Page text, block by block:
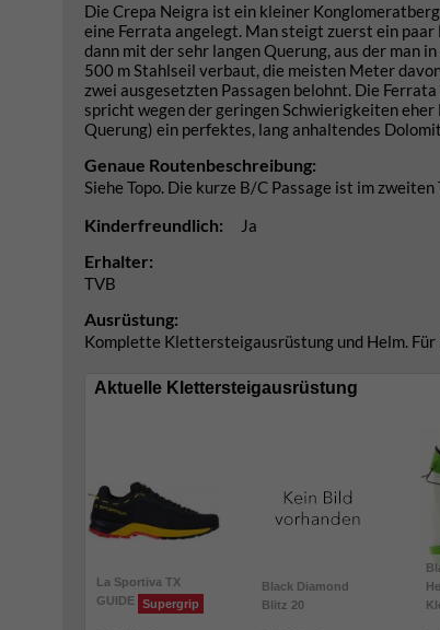
Die Crepa Neigra ist ein kleiner
eine Ferrata angelegt. Man steigt zuerst ein
dann mit der sehr langen Querung, aus der man
500 m Stahlseil verbaut, die meisten Meter
zwei ausgesetzten Passagen belohnt. Die
spricht wegen der geringen Schwierigkeiten
Querung) ein perfektes, lang anhaltendes
Genaue Routenbeschreibung:
Siehe Topo. Die kurze B/C Passage ist im
Kinderfreundlich: Ja
Erhalter:
TVB
Ausrüstung:
Komplette Klettersteigausrüstung und Helm.
Aktuelle Klettersteigausrüstung
La Sportiva TX
GUIDE Supergrip
Black Diamond
Blitz 20